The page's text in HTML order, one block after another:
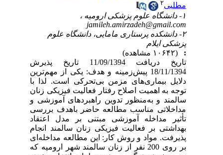
مطلبی
jamileh.amirzadeh@gmail.com
۲- دانشکده پرستاری مامایی، دانشگاه علوم
پزشکی ایلام
تاریخ دریافت 11/09/1394 تاریخ پذیرش
18/11/1394 پیش‌زمینه و هدف: یکی از مهم‌ترین
دلایل بیماری‌های مزمن بی‌تحرکی است. لذا با
توجه به اهمیت اصلاح رفتار فعالیت فیزیکی زنان
سالمند و به‌منظور تدوین راهبردهای آموزشی و
مداخلاتی مناسب مطالعه حاضر باهدف بررسی
تأثیر مداخله آموزشی مبتنی بر مدل اعتقاد
بهداشتی بر فعالیت فیزیکی زنان سالمند انجام
پذیرفت. مواد و روش کار: این مطالعه مداخله‌ای
بر روی 200 نفر از زنان سالمند شهر ارومیه که